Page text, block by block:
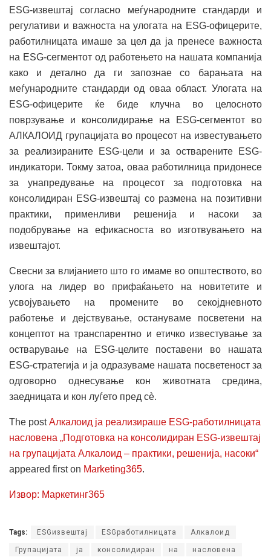
ESG-извештај согласно меѓународните стандарди и
регулативи и важноста на улогата на ESG-офицерите,
работилницата имаше за цел да ја пренесе важноста
на ESG-сегментот oд работењето на нашата компанија
како и детално да ги запознае со барањата на
меѓународните стандарди од оваа област. Улогата на
ESG-офицерите ќе биде клучна во целосното
поврзување и консолидирање на ESG-сегментот во
АЛКАЛОИД групацијата во процесот на известувањето
за реализираните ESG-цели и за остварените ESG-
индикатори. Токму затоа, оваа работилница придонесе
за унапредување на процесот за подготовка на
консолидиран ESG-извештај со размена на позитивни
практики, применливи решенија и насоки за
подобрување на ефикасноста во изготвувањето на
извештајот.
Свесни за влијанието што го имаме во општеството, во
улога на лидер во прифаќањето на новитетите и
усвојувањето на промените во секојдневното
работење и дејствување, остануваме посветени на
концептот на транспарентно и етичко известување за
остварување на ESG-целите поставени во нашата
ESG-стратегија и ја одразуваме нашата посветеност за
одговорно однесување кон животната средина,
заедницата и кон луѓето пред сè.
The postАлкалоид ја реализираше ESG-работилницата
насловена „Подготовка на консолидиран ESG-извештај
на групацијата Алкалоид – практики, решенија, насоки“
appeared first on Marketing365.
Извор: Маркетинг365
Tags: ESGизвештај ESGработилницата Алкалоид
Групацијата ја консолидиран на насловена